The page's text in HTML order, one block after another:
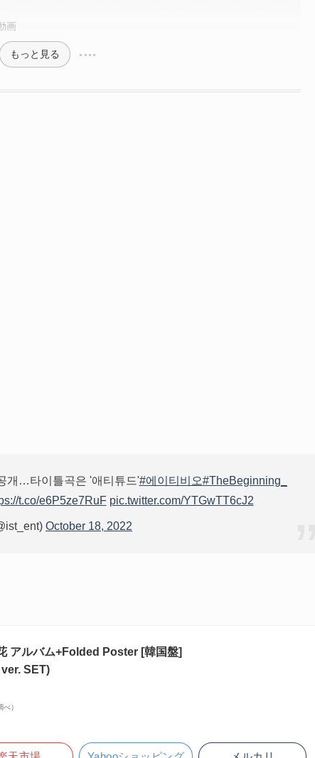
画
もっと見る
개…타이틀곡은 '애티튜드'#에이티비오#TheBeginning_
t.co/e6P5ze7RuF pic.twitter.com/YTGwTT6cJ2
October 18, 2022
アルバム+Folded Poster [韓国盤]
SET)
）